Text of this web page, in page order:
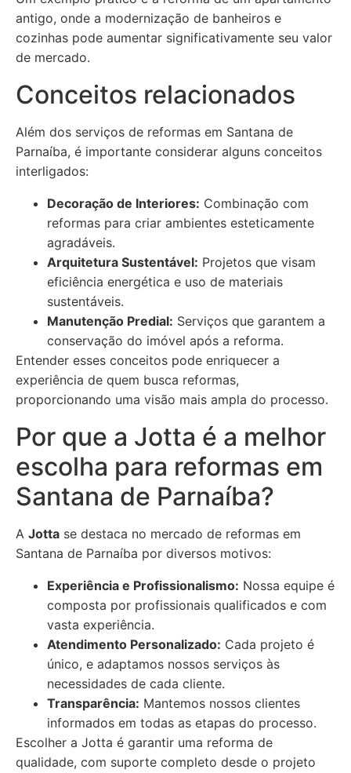
antigo, onde a modernização de banheiros e
cozinhas pode aumentar significativamente seu valor
de mercado.
Conceitos relacionados
Além dos serviços de reformas em Santana de
Parnaíba, é importante considerar alguns conceitos
interligados:
Decoração de Interiores: Combinação com
reformas para criar ambientes esteticamente
agradáveis.
Arquitetura Sustentável: Projetos que visam
eficiência energética e uso de materiais
sustentáveis.
Manutenção Predial: Serviços que garantem a
conservação do imóvel após a reforma.
Entender esses conceitos pode enriquecer a
experiência de quem busca reformas,
proporcionando uma visão mais ampla do processo.
Por que a Jotta é a melhor
escolha para reformas em
Santana de Parnaíba?
A Jotta se destaca no mercado de reformas em
Santana de Parnaíba por diversos motivos:
Experiência e Profissionalismo: Nossa equipe é
composta por profissionais qualificados e com
vasta experiência.
Atendimento Personalizado: Cada projeto é
único, e adaptamos nossos serviços às
necessidades de cada cliente.
Transparência: Mantemos nossos clientes
informados em todas as etapas do processo.
Escolher a Jotta é garantir uma reforma de
qualidade, com suporte completo desde o projeto